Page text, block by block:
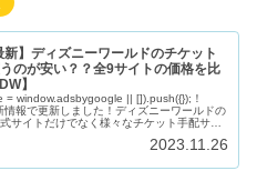
新】ディズニーワールドのチケット
のが安い？？全9サイトの価格を比
】
= window.adsbygoogle || []).push({});！
報で更新しました！ディズニーワールドの
サイトだけでなく様々なチケット手配サイ
2023.11.26